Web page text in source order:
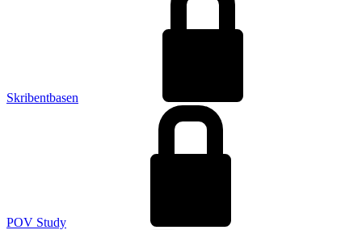
Skribentbasen
POV Study